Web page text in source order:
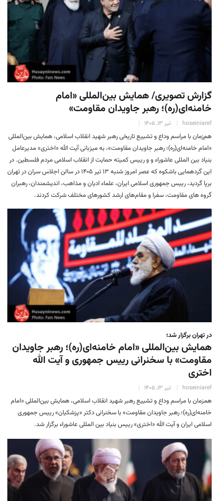
گزارش تصویری/ همایش بین‌المللی «امام
خامنه‌ای(ره)؛ رهبر جاویدان مقاومت»
hoseiniaref تیر 13, 1405
هم‌زمان با مراسم وداع و تشییع تاریخی رهبر شهید انقلاب اسلامی، همایش بین‌المللی
«امام خامنه‌ای(ره)؛ رهبر جاویدان مقاومت»، به میزبانی آیت الله «اختری» مدیرعامل
بنیاد بین المللی عاشوراء و و رییس کمیته حمایت از انقلاب اسلامی مردم فلسطین. در
این گردهمایی باشکوه که عصر امروز شنبه ۱۳ تیر ۱۴۰۵ در سالن اجلاس سران در تهران
برپا گردید، رییس‌ جمهوری اسلامی ایران، علماء ادیان و مذاهب، اندیشمندان، رهبران
گروه های مقاومت، سفرا و مقام‌های ارشد کشورهای مختلف شرکت کردند.
در تهران برگزار شد؛
همایش بین‌المللی «امام خامنه‌ای(ره)؛ رهبر جاویدان
مقاومت» با سخنرانی رییس جمهوری و آیت الله
اختری
hoseiniaref تیر 13, 1405
همزمان با مراسم وداع و تشییع رهبر شهید انقلاب اسلامی، همایش بین‌المللی «امام
خامنه‌ای(ره)؛ رهبر جاویدان مقاومت» با سخنرانی دکتر «پزشکیان» رییس‌ جمهوری
اسلامی ایران و آیت الله «اختری» رییس بنیاد بین المللی عاشوراء برگزار شد.